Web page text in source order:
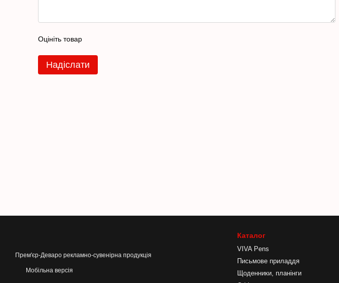
Оцініть товар
Надіслати
Прем'єр-Деваро рекламно-сувенірна продукція
Мобільна версія
Каталог
VIVA Pens
Письмове приладдя
Щоденники, планінги